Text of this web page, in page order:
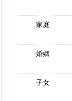
家庭
婚姻
子女